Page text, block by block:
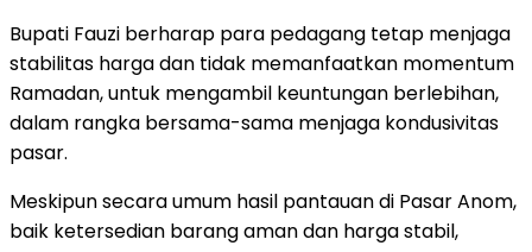
Bupati Fauzi berharap para pedagang tetap menjaga
stabilitas harga dan tidak memanfaatkan momentum
Ramadan, untuk mengambil keuntungan berlebihan,
dalam rangka bersama-sama menjaga kondusivitas
pasar.
Meskipun secara umum hasil pantauan di Pasar Anom,
baik ketersedian barang aman dan harga stabil,